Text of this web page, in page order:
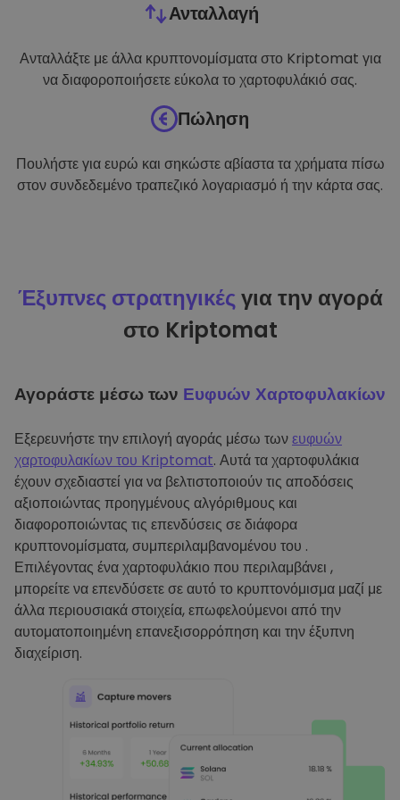
Ανταλλαγή
Ανταλλάξτε με άλλα κρυπτονομίσματα στο Kriptomat για
να διαφοροποιήσετε εύκολα το χαρτοφυλάκιό σας.
Πώληση
Πουλήστε για ευρώ και σηκώστε αβίαστα τα χρήματα πίσω
στον συνδεδεμένο τραπεζικό λογαριασμό ή την κάρτα σας.
Έξυπνες στρατηγικέςγια την αγορά
στο Kriptomat
Αγοράστε μέσω των Ευφυών Χαρτοφυλακίων
Εξερευνήστε την επιλογή αγοράς μέσω τωνευφυών
χαρτοφυλακίων του Kriptomat. Αυτά τα χαρτοφυλάκια
έχουν σχεδιαστεί για να βελτιστοποιούν τις αποδόσεις
αξιοποιώντας προηγμένους αλγόριθμους και
διαφοροποιώντας τις επενδύσεις σε διάφορα
κρυπτονομίσματα, συμπεριλαμβανομένου του .
Επιλέγοντας ένα χαρτοφυλάκιο που περιλαμβάνει ,
μπορείτε να επενδύσετε σε αυτό το κρυπτονόμισμα μαζί με
άλλα περιουσιακά στοιχεία, επωφελούμενοι από την
αυτοματοποιημένη επανεξισορρόπηση και την έξυπνη
διαχείριση.